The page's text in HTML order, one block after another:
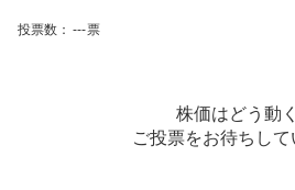
投票数： ---票
株価はどう動
ご投票をお待ちして